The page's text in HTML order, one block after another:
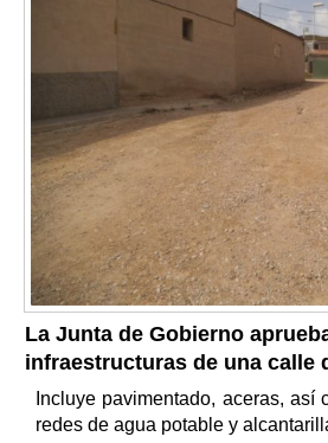
La Junta de Gobierno
infraestructuras de una calle
Incluye pavimentado, aceras, así
redes de agua potable y